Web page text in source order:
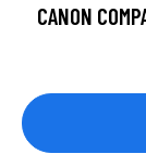
CANON